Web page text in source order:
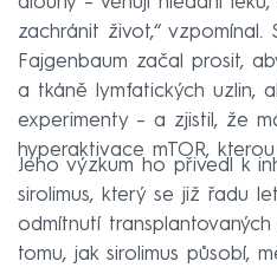
zachránit život,“ vzpomínal.
Fajgenbaum začal prosit,
a tkáně lymfatických uzlin,
experimenty – a zjistil, že
hyperaktivace mTOR,
Jeho výzkum ho přivedl k
sirolimus, který se již řadu
odmítnutí
tomu, jak sirolimus působí,